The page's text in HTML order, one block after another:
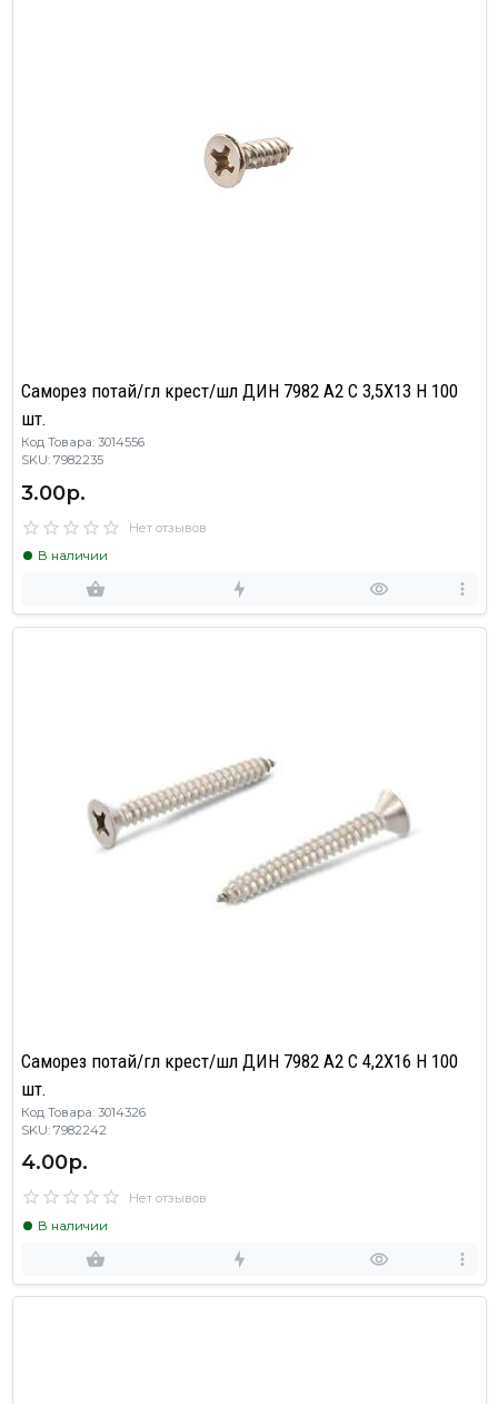
Саморез потай/гл крест/шл ДИН 7982 А2 C 3,5X13 H 100
шт.
Код Товара: 3014556
SKU: 7982235
3.00р.
Нет отзывов
В наличии
Саморез потай/гл крест/шл ДИН 7982 А2 C 4,2X16 H 100
шт.
Код Товара: 3014326
SKU: 7982242
4.00р.
Нет отзывов
В наличии